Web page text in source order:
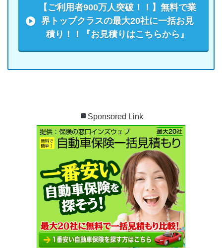
【ご利用者900万人突破！！】無料で業
界トップクラスの最大20社に一括お見
積り！！『お見積りはこちらから』
Sponsored Link